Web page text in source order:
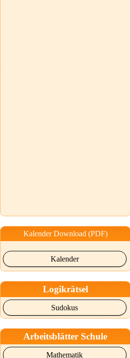
Kalender Download (PDF)
Kalender
Logikrätsel
Sudokus
Arbeitsblätter Schule
Mathematik